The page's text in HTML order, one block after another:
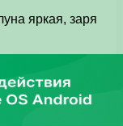
яркая, заря